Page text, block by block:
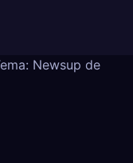
Newsup de